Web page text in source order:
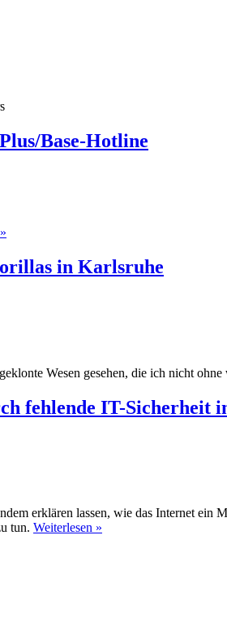
Base-Hotline
in Karlsruhe
Wesen gesehen, die ich nicht
fehlende IT-Sicherheit
erklären lassen, wie das Internet ein
tun. Weiterlesen »